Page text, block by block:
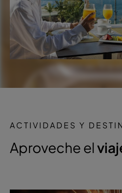
ACTIVIDADES Y
Aproveche el